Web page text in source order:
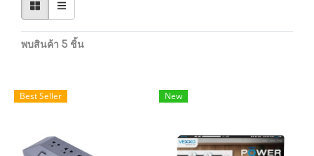
พบสินค้า 5 ชิ้น
Best Seller New